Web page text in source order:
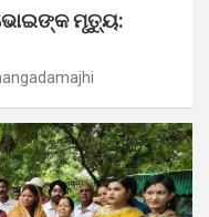
ଭୋଇଙ୍କ ମୃତ୍ୟୁ: